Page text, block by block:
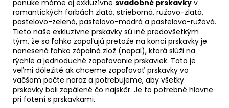
ponuke máme aj exkluzívne svadobné prskavky v
romantických farbách zlatá, strieborná, ružovo-zlatá,
pastelovo-zelená, pastelovo-modrá a pastelovo-ružová.
Tieto naše exkluzívne prskavky sú iné predovšetkým
tým, že sa ľahko zapaľujú pretože na konci prskavky je
nanesená ľahko zápalná zlož (napal), ktorá slúži na
rýchle a jednoduché zapaľovanie prskaviek. Toto je
veľmi dôležité ak chceme zapaľovať prskavky vo
väčšom počte naraz a potrebujeme, aby všetky
prskavky boli zapálené čo najskôr. Je to potrebné hlavne
pri fotení s prskavkami.